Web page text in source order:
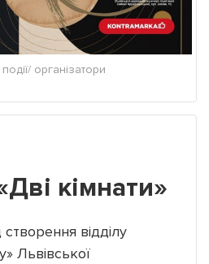
організатори
кімнати»
відділу
Львівської